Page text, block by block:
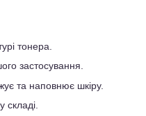
тонера.
застосування.
та наповнює шкіру.
складі.